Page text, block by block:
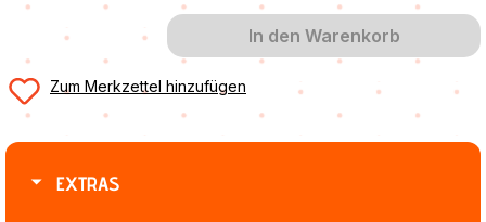
In den Warenkorb
Zum Merkzettel hinzufügen
EXTRAS